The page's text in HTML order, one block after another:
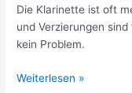
Die Klarinette ist oft
und Verzierungen
kein Problem.
Klarinetten
Weiterlesen »